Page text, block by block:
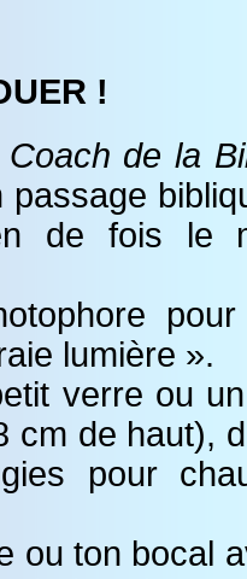
!
Coach de la
passage
de fois le
lumière ».
verre ou
cm de haut),
pour
ou ton bocal